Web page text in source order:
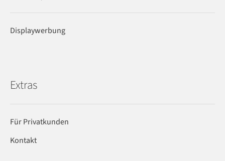
Displaywerbung
Extras
Für Privatkunden
Kontakt